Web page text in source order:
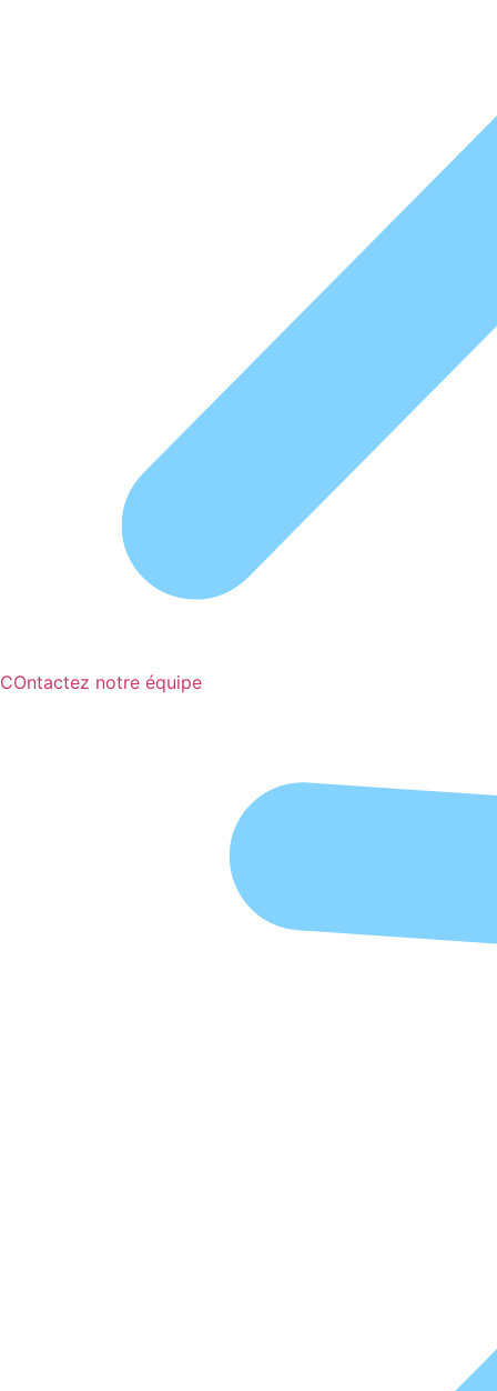
COntactez notre équipe